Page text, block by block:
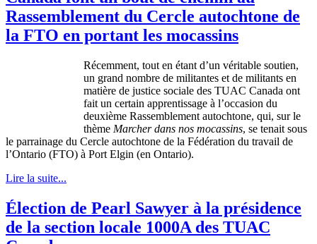
Rassemblement du Cercle autochtone de
la FTO en portant les mocassins
Récemment, tout en étant d’un véritable soutien,
un grand nombre de militantes et de militants en
matière de justice sociale des TUAC Canada ont
fait un certain apprentissage à l’occasion du
deuxième Rassemblement autochtone, qui, sur le
thème Marcher dans nos mocassins, se tenait sous
le parrainage du Cercle autochtone de la Fédération du travail de
l’Ontario (FTO) à Port Elgin (en Ontario).
Lire la suite...
Élection de Pearl Sawyer à la présidence
de la section locale 1000A des TUAC